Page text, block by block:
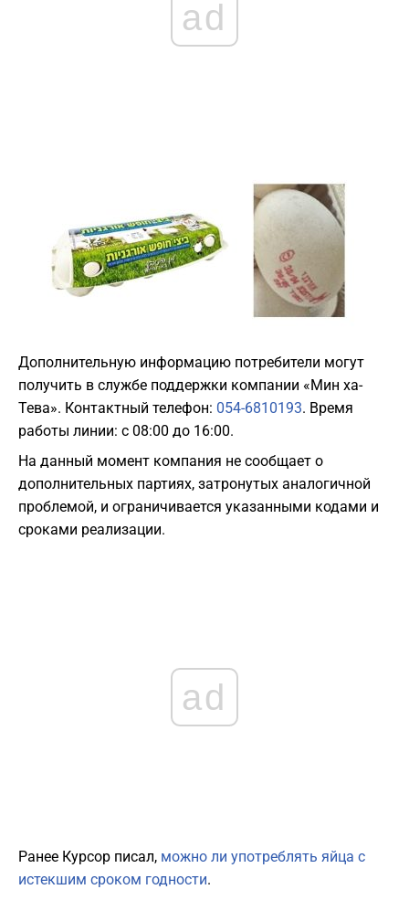
ad
Дополнительную информацию потребители могут
получить в службе поддержки компании «Мин ха-
Тева». Контактный телефон: 054-6810193. Время
работы линии: с 08:00 до 16:00.
На данный момент компания не сообщает о
дополнительных партиях, затронутых аналогичной
проблемой, и ограничивается указанными кодами и
сроками реализации.
ad
Ранее Курсор писал, можно ли употреблять яйца с
истекшим сроком годности.